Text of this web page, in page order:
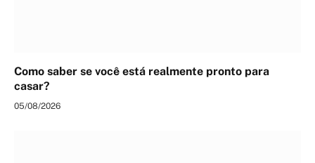
Como saber se você está realmente pronto para
casar?
05/08/2026